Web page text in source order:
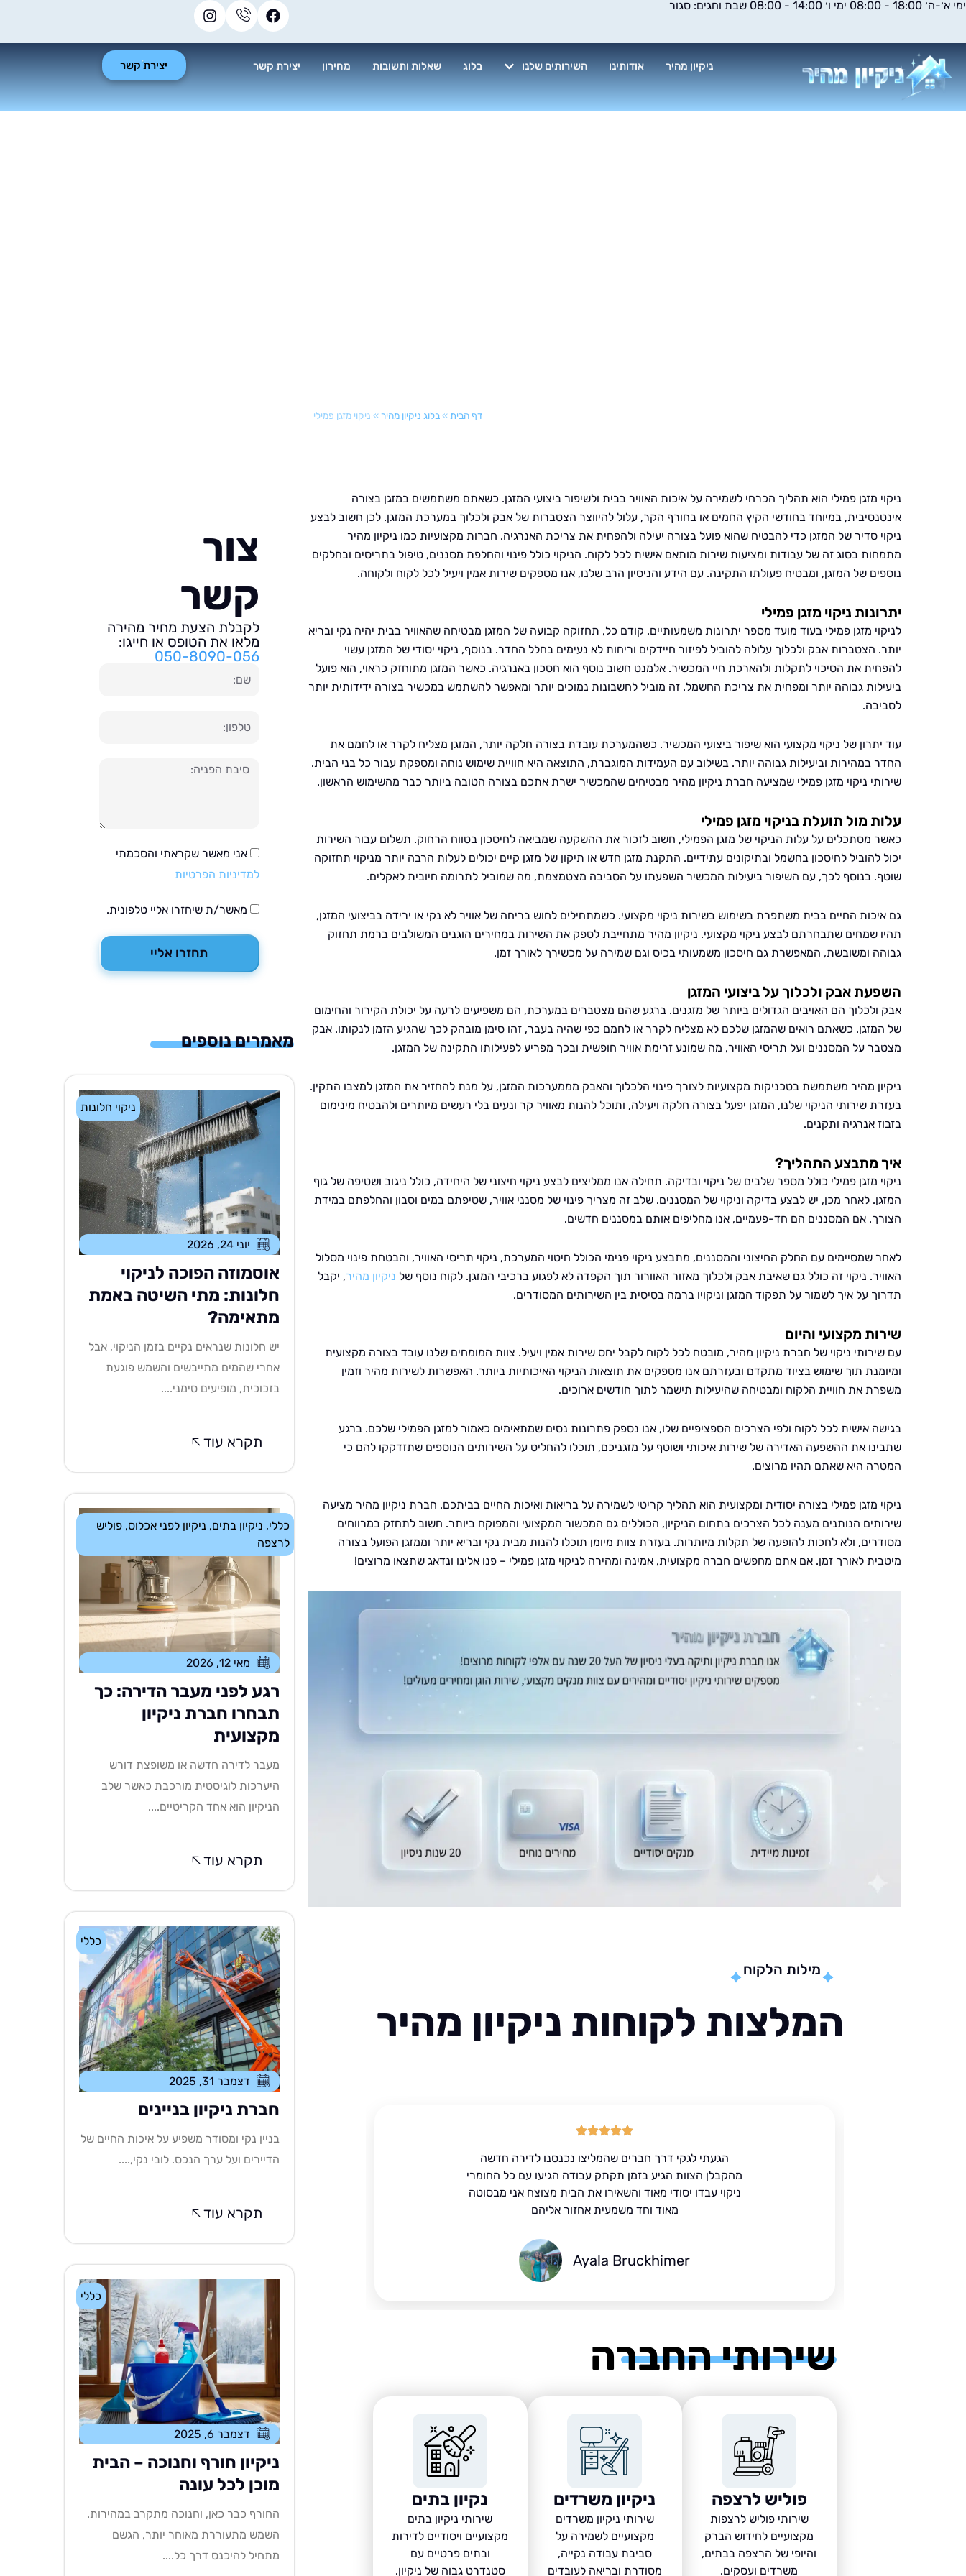
דילוג
ימי א׳-ה׳ 18:00 - 08:00 ימי ו׳ 14:00 - 08:00 שבת וחגים: סגור
ניקיון מהיר אודותינו השירותים שלנו בלוג שאלות ותשובות מחירון יצירת קשר יצירת קשר
דף הבית »בלוג ניקיון מהיר» ניקוי מזגן פמילי
ניקוי מזגן פמילי הוא תהליך הכרחי לשמירה על איכות האוויר בבית ולשיפור ביצועי המזגן. כשאתם משתמשים במזגן בצורה
אינטנסיבית, במיוחד בחודשי הקיץ החמים או בחורף הקר, עלול להיווצר הצטברות של אבק ולכלוך במערכת המזגן. לכן חשוב לבצע
ניקוי סדיר של המזגן כדי להבטיח שהוא פועל בצורה יעילה ולהפחית את צריכת האנרגיה. חברות מקצועיות כמו ניקיון מהיר
מתמחות בסוג זה של עבודות ומציעות שירות מותאם אישית לכל לקוח. הניקוי כולל פינוי והחלפת מסננים, טיפול בתריסים ובחלקים
נוספים של המזגן, ומבטיח פעולתו התקינה. עם הידע והניסיון הרב שלנו, אנו מספקים שירות אמין ויעיל לכל לקוח ולקוחה.
יתרונות ניקוי מזגן פמילי
לניקוי מזגן פמילי בעוד מועד מספר יתרונות משמעותיים. קודם כל, תחזוקה קבועה של המזגן מבטיחה שהאוויר בבית יהיה נקי ובריא
יותר. הצטברות אבק ולכלוך עלולה להוביל לפיזור חיידקים וריחות לא נעימים בחלל החדר. בנוסף, ניקוי יסודי של המזגן עשוי
להפחית את הסיכוי לתקלות ולהארכת חיי המכשיר. אלמנט חשוב נוסף הוא חסכון באנרגיה. כאשר המזגן מתוחזק כראוי, הוא פועל
ביעילות גבוהה יותר ומפחית את צריכת החשמל. זה מוביל לחשבונות נמוכים יותר ומאפשר להשתמש במכשיר בצורה ידידותית יותר
לסביבה.
עוד יתרון של ניקוי מקצועי הוא שיפור ביצועי המכשיר. כשהמערכת עובדת בצורה חלקה יותר, המזגן מצליח לקרר או לחמם את
החדר במהירות וביעילות גבוהה יותר. בשילוב עם העמידות המוגברת, התוצאה היא חוויית שימוש נוחה ומספקת עבור כל בני הבית.
שירותי ניקוי מזגן פמילי שמציעה חברת ניקיון מהיר מבטיחים שהמכשיר ישרת אתכם בצורה הטובה ביותר כבר מהשימוש הראשון.
עלות מול תועלת בניקוי מזגן פמילי
כאשר מסתכלים על עלות הניקוי של מזגן הפמילי, חשוב לזכור את ההשקעה שמביאה לחיסכון בטווח הרחוק. תשלום עבור השירות
יכול להוביל לחיסכון בחשמל ובתיקונים עתידיים. התקנת מזגן חדש או תיקון של מזגן קיים יכולים לעלות הרבה יותר מניקוי תחזוקה
שוטף. בנוסף לכך, עם השיפור ביעילות המכשיר השפעתו על הסביבה מצטמצמת, מה שמוביל לתרומה חיובית לאקלים.
גם איכות החיים בבית משתפרת בשימוש בשירות ניקוי מקצועי. כשמתחילים לחוש בריחה של אוויר לא נקי או ירידה בביצועי המזגן,
תהיו שמחים שתבחרתם לבצע ניקוי מקצועי. ניקיון מהיר מתחייבת לספק את השירות במחירים הוגנים המשולבים ברמת תחזוק
גבוהה ומשובשת, המאפשרת גם חיסכון משמעותי בכיס וגם שמירה על מכשירך לאורך זמן.
השפעת אבק ולכלוך על ביצועי המזגן
אבק ולכלוך הם האויבים הגדולים ביותר של מזגנים. ברגע שהם מצטברים במערכת, הם משפיעים לרעה על יכולת הקירור והחימום
של המזגן. כשאתם רואים שהמזגן שלכם לא מצליח לקרר או לחמם כפי שהיה בעבר, זהו סימן מובהק לכך שהגיע הזמן לנקותו. אבק
מצטבר על המסננים ועל תריסי האוויר, מה שמונע זרימת אוויר חופשית ובכך מפריע לפעילותו התקינה של המזגן.
ניקיון מהיר משתמשת בטכניקות מקצועיות לצורך פינוי הלכלוך והאבק מממערכות המזגן, על מנת להחזיר את המזגן למצבו התקין.
בעזרת שירותי הניקוי שלנו, המזגן יפעל בצורה חלקה ויעילה, ותוכל להנות מאוויר קר ונעים בלי רעשים מיותרים ולהבטיח מינימום
בזבוז אנרגיה ותקנים.
איך מתבצע התהליך?
ניקוי מזגן פמילי כולל מספר שלבים של ניקוי ובדיקה. תחילה אנו ממליצים לבצע ניקוי חיצוני של היחידה, כולל ניגוב ושטיפה של גוף
המזגן. לאחר מכן, יש לבצע בדיקה וניקוי של המסננים. שלב זה מצריך פינוי של מסנני אוויר, שטיפתם במים וסבון והחלפתם במידת
הצורך. אם המסננים הם חד-פעמיים, אנו מחליפים אותם במסננים חדשים.
לאחר שמסיימים עם החלק החיצוני והמסננים, מתבצע ניקוי פנימי הכולל חיטוי המערכת, ניקוי תריסי האוויר, והבטחת פינוי מסלול
האוויר. ניקוי זה כולל גם שאיבת אבק ולכלוך מאזור האוורור תוך הקפדה לא לפגוע ברכיבי המזגן. לקוח נוסף של ניקיון מהיר, יקבל
תדרוך על איך לשמור על תפקוד המזגן וניקויו ברמה בסיסית בין השירותים המסודרים.
שירות מקצועי והיום
עם שירותי ניקוי של חברת ניקיון מהיר, מובטח לכל לקוח לקבל יחס שירות אמין ויעיל. צוות המומחים שלנו עובד בצורה מקצועית
ומיומנת תוך שימוש בציוד מתקדם ובעזרתם אנו מספקים את תוצאות הניקוי האיכותיות ביותר. האפשרות לשירות מהיר וזמין
משפרת את חוויית הלקוח ומבטיחה שהיעילות תישמר לתוך חודשים ארוכים.
בגישה אישית לכל לקוח ולפי הצרכים הספציפיים שלו, אנו נספק פתרונות נסים שמתאימים כאמור למזגן הפמילי שלכם. ברגע
שתבינו את ההשפעה האדירה של שירות איכותי ושוטף על מזגניכם, תוכלו להחליט על השירותים הנוספים שתזדקקו להם כי
המטרה היא שאתם תהיו מרוצים.
ניקוי מזגן פמילי בצורה יסודית ומקצועית הוא תהליך קריטי לשמירה על בריאות ואיכות החיים בביתכם. חברת ניקיון מהיר מציעה
שירותים הנותנים מענה לכל הצרכים בתחום הניקיון, הכוללים גם המכשור המקצועי והמפוקח ביותר. חשוב לתחזק במרווחים
מסודרים, ולא לחכות להופעה של תקלות מיותרות. בעזרת צוות מיומן תוכלו להנות מבית נקי ובריא יותר וממזגן הפועל בצורה
מיטבית לאורך זמן. אם אתם מחפשים חברה מקצועית, אמינה ומהירה לניקוי מזגן פמילי – פנו אלינו ונדאג שתצאו מרוצים!
מילות הלקוח
המלצות לקוחות ניקיון מהיר
הגעתי לגקי דרך חברים שהמליצו נכנסנו לדירה חדשה
מהקבלן הצוות הגיע בזמן תקתק עבודה הגיעו עם כל החומרי
ניקוי עבדו יסודי מאוד והשאירו את הבית מצוצח אני מבסוטה
מאוד וחד משמעית אחזור אליהם
Ayala Bruckhimer
שירותי החברה
פוליש לרצפה
שירותי פוליש לרצפות
מקצועיים לחידוש הברק
והיופי של הרצפה בבתים,
משרדים ועסקים.
ניקיון משרדים
שירותי ניקיון משרדים
מקצועיים לשמירה על
סביבת עבודה נקייה,
מסודרת ובריאה לעובדים
נקיון בתים
שירותי ניקיון בתים
מקצועיים ויסודיים לדירות
ובתים פרטיים עם
סטנדרט גבוה של ניקיון.
צור
קשר
לקבלת הצעת מחיר מהירה
מלאו את הטופס או חייגו:
050-8090-056
טלפון
הודעה
אני מאשר שקראתי והסכמתי
למדיניות הפרטיות
מאשר/ת שיחזרו אליי טלפונית.
תחזרו אליי
מאמרים נוספים
ניקוי חלונות
יוני 24, 2026
אוסמוזה הפוכה לניקוי
חלונות: מתי השיטה באמת
מתאימה?
יש חלונות שנראים נקיים בזמן הניקוי, אבל
אחרי שהמים מתייבשים והשמש פוגעת
בזכוכית, מופיעים סימני....
תקרא עוד
כללי, ניקיון בתים, ניקיון לפני אכלוס,פוליש
לרצפה
מאי 12, 2026
רגע לפני מעבר הדירה: כך
תבחרו חברת ניקיון
מקצועית
מעבר לדירה חדשה או משופצת דורש
היערכות לוגיסטית מורכבת כאשר שלב
הניקיון הוא אחד הקריטיים....
תקרא עוד
כללי
דצמבר 31, 2025
חברת ניקיון בניינים
בניין נקי ומסודר משפיע על איכות החיים של
הדיירים ועל ערך הנכס. לובי נקי,....
תקרא עוד
כללי
דצמבר 6, 2025
ניקיון חורף וחנוכה – הבית
מוכן לכל עונה
החורף כבר כאן, וחנוכה מתקרב במהירות.
השמש מתעוררת מאוחר יותר, הגשם
מתחיל להיכנס דרך כל....